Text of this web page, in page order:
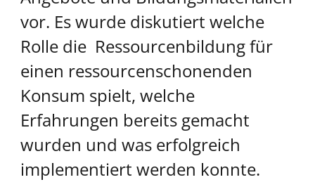
vor. Es wurde diskutiert welche
Rolle die Ressourcenbildung für
einen ressourcenschonenden
Konsum spielt, welche
Erfahrungen bereits gemacht
wurden und was erfolgreich
implementiert werden konnte.